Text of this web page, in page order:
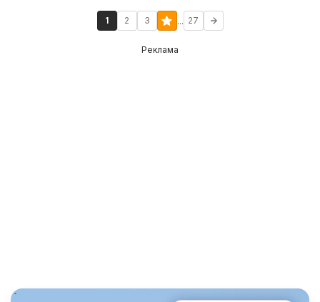
1 2 3 ... 27
Реклама